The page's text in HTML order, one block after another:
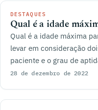
DESTAQUES
Qual é a idade
Qual é a idade máxima
levar em consideração
paciente e o grau de
28 de dezembro de 2022